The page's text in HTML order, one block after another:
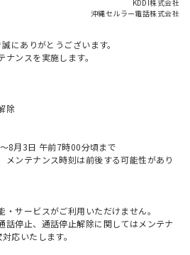
KDDI株式会社
沖縄セルラー電話株式会社
にありがとうございます。
ンスを実施します。
除
8月3日 午前7時00分頃まで
ンテナンス時刻は前後する可能性があり
・サービスがご利用いただけません。
停止、通話停止解除に関してはメンテナ
応いたします。